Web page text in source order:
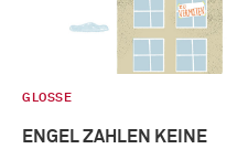
GLOSSE
ENGEL ZAHLEN KEINE